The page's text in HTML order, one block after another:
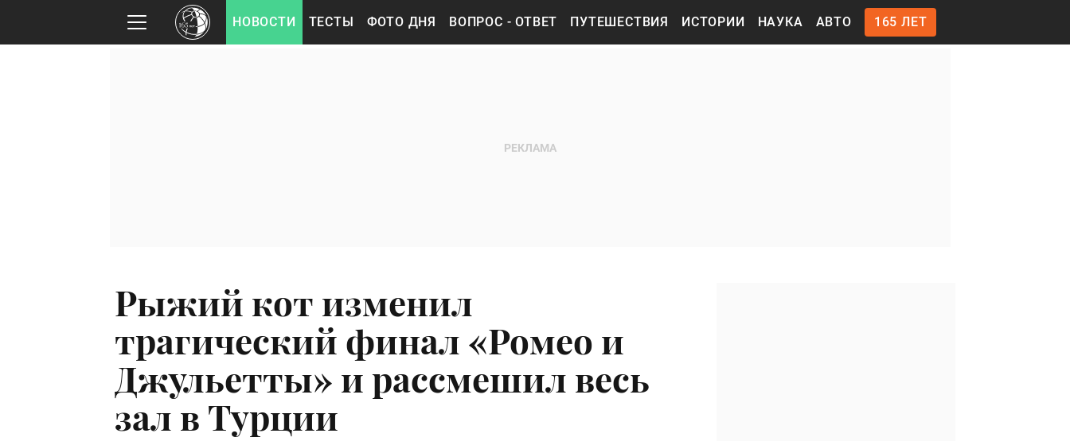
НОВОСТИ ТЕСТЫ ФОТО ДНЯ ВОПРОС - ОТВЕТ ПУТЕШЕСТВИЯ ИСТОРИИ НАУКА АВТО 165 ЛЕТ
Рыжий кот изменил
трагический финал «Ромео и
Джульетты» и рассмешил весь
зал в Турции